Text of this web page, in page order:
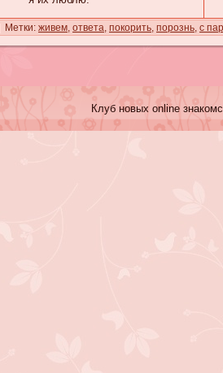
| Метки: живем, ответа, покорить, порознь, с
Клуб новых online